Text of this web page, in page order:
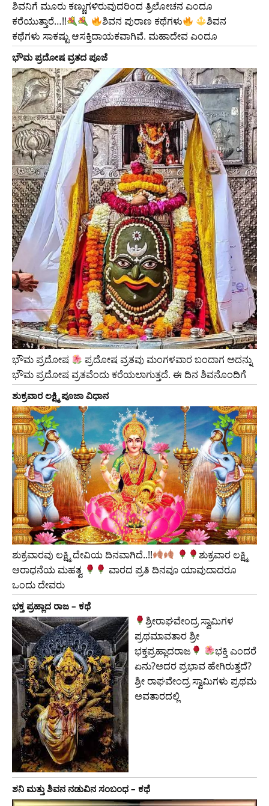
ಶಿವನಿಗೆ ಮೂರು ಕಣ್ಣುಗಳಿರುವುದರಿಂದ ತ್ರಿಲೋಚನ ಎಂದೂ
ಕರೆಯುತ್ತಾರೆ…!!
ಶಿವನ ಪುರಾಣ ಕಥೆಗಳು
ಶಿವನ
ಕಥೆಗಳು ಸಾಕಷ್ಟು ಆಸಕ್ತಿದಾಯಕವಾಗಿವೆ. ಮಹಾದೇವ ಎಂದೂ
ಭೌಮ ಪ್ರದೋಷ ವ್ರತದ ಪೂಜೆ
ಭೌಮ ಪ್ರದೋಷ
ಪ್ರದೋಷ ವ್ರತವು ಮಂಗಳವಾರ ಬಂದಾಗ ಅದನ್ನು
ಭೌಮ ಪ್ರದೋಷ ವ್ರತವೆಂದು ಕರೆಯಲಾಗುತ್ತದೆ. ಈ ದಿನ ಶಿವನೊಂದಿಗೆ
ಶುಕ್ರವಾರ ಲಕ್ಷ್ಮಿ ಪೂಜಾ ವಿಧಾನ
ಶುಕ್ರವಾರವು ಲಕ್ಷ್ಮಿ ದೇವಿಯ ದಿನವಾಗಿದೆ..!!
​ಶುಕ್ರವಾರ ಲಕ್ಷ್ಮಿ
ಆರಾಧನೆಯ ಮಹತ್ವ
ವಾರದ ಪ್ರತಿ ದಿನವೂ ಯಾವುದಾದರೂ
ಒಂದು ದೇವರು
ಭಕ್ತ ಪ್ರಹ್ಲಾದ ರಾಜ – ಕಥೆ
ಶ್ರೀರಾಘವೇಂದ್ರ ಸ್ವಾಮಿಗಳ
ಪ್ರಥಮಾವತಾರ ಶ್ರೀ
ಭಕ್ತಪ್ರಹ್ಲಾದರಾಜ
ಭಕ್ತಿ ಎಂದರೆ
ಏನು?ಅದರ ಪ್ರಭಾವ ಹೇಗಿರುತ್ತದೆ?
ಶ್ರೀ ರಾಘವೇಂದ್ರ ಸ್ವಾಮಿಗಳು ಪ್ರಥಮ
ಅವತಾರದಲ್ಲಿ
ಶನಿ ಮತ್ತು ಶಿವನ ನಡುವಿನ ಸಂಬಂಧ – ಕಥೆ